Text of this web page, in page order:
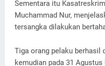
Sementara itu
Muchammad Nur,
tersangka dilakukan
Tiga orang pelaku berhasil
kemudian pada 31